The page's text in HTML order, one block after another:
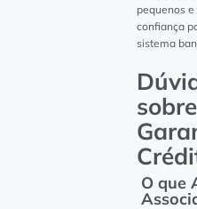
pequenos
confiança
sistema
O que